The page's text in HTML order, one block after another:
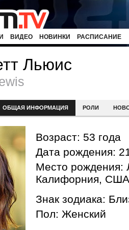
ВИДЕО НОВИНКИ РАСПИСАНИЕ
Льюис
ОБЩАЯ ИНФОРМАЦИЯ РОЛИ
Возраст: 53 года
Дата рождения:
Место рождения:
Калифорния, США
Знак зодиака:
Пол: Женский